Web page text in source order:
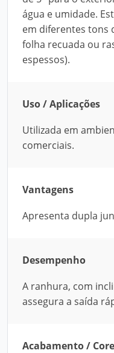
água e umidade.
em diferentes tons
folha recuada ou
espessos).
Uso / Aplicações
Utilizada em
comerciais.
Vantagens
Apresenta dupla
Desempenho
A ranhura, com
assegura a saída
Acabamento /